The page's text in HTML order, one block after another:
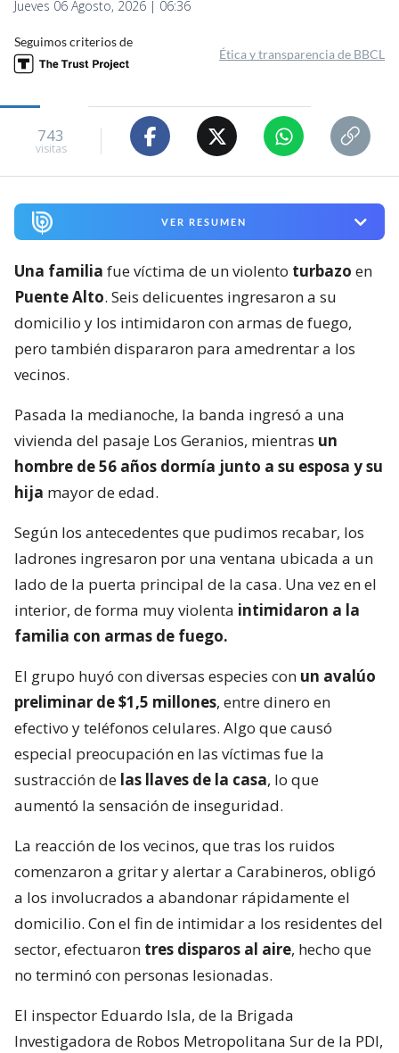
Jueves 06 Agosto, 2026 | 06:36
Seguimos criterios de
Ética y transparencia de BBCL
743
visitas
VER RESUMEN
Una familia fue víctima de un violento turbazo en
Puente Alto. Seis delicuentes ingresaron a su
domicilio y los intimidaron con armas de fuego,
pero también dispararon para amedrentar a los
vecinos.
Pasada la medianoche, la banda ingresó a una
vivienda del pasaje Los Geranios, mientras un
hombre de 56 años dormía junto a su esposa y su
hija mayor de edad.
Según los antecedentes que pudimos recabar, los
ladrones ingresaron por una ventana ubicada a un
lado de la puerta principal de la casa. Una vez en el
interior, de forma muy violenta intimidaron a la
familia con armas de fuego.
El grupo huyó con diversas especies con un avalúo
preliminar de $1,5 millones, entre dinero en
efectivo y teléfonos celulares. Algo que causó
especial preocupación en las víctimas fue la
sustracción de las llaves de la casa, lo que
aumentó la sensación de inseguridad.
La reacción de los vecinos, que tras los ruidos
comenzaron a gritar y alertar a Carabineros, obligó
a los involucrados a abandonar rápidamente el
domicilio. Con el fin de intimidar a los residentes del
sector, efectuaron tres disparos al aire, hecho que
no terminó con personas lesionadas.
El inspector Eduardo Isla, de la Brigada
Investigadora de Robos Metropolitana Sur de la PDI,